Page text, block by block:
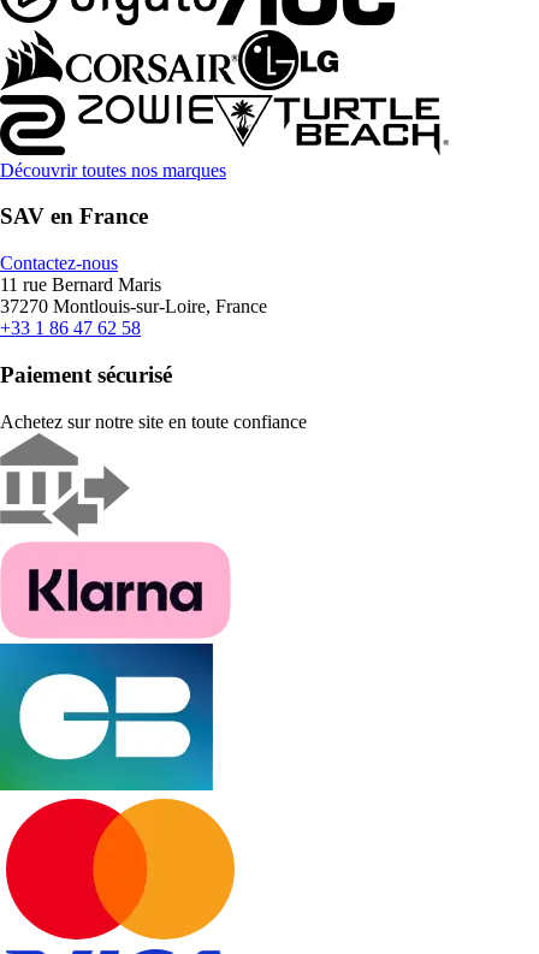
Découvrir toutes nos marques
SAV en France
Contactez-nous
11 rue Bernard Maris
37270 Montlouis-sur-Loire, France
+33 1 86 47 62 58
Paiement sécurisé
Achetez sur notre site en toute confiance